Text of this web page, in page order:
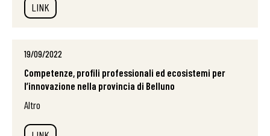
LINK
19/09/2022
Competenze, profili professionali ed ecosistemi per
l’innovazione nella provincia di Belluno
Altro